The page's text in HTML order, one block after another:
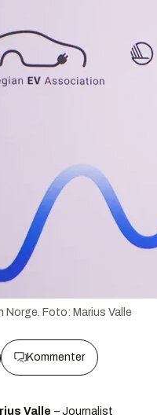
Norge. Foto: Marius Valle
Kommenter
Valle – Journalist